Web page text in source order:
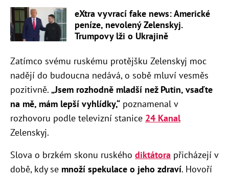
eXtra vyvrací fake news: Americké
peníze, nevolený Zelenskyj.
Trumpovy lži o Ukrajině
Zatímco svému ruskému protějšku Zelenskyj moc
nadějí do budoucna nedává, o sobě mluví vesměs
pozitivně. „Jsem rozhodně mladší než Putin, vsaďte
na mě, mám lepší vyhlídky,“ poznamenal v
rozhovoru podle televizní stanice 24 Kanal
Zelenskyj.
Slova o brzkém skonu ruského diktátora přicházejí v
době, kdy se množí spekulace o jeho zdraví. Hovoří